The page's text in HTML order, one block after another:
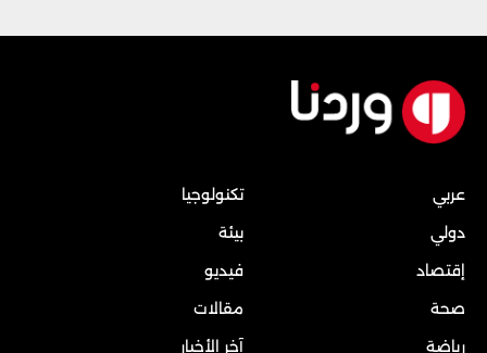
عربي
دولي
إقتصاد
صحة
رياضة
تكنولوجيا
بيئة
فيديو
مقالات
آخر الأخبار